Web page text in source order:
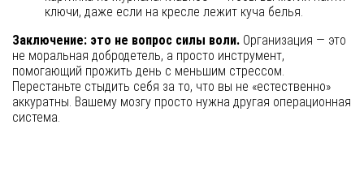
ключи, даже если на кресле лежит куча белья.
Заключение: это не вопрос силы воли. Организация — это
не моральная добродетель, а просто инструмент,
помогающий прожить день с меньшим стрессом.
Перестаньте стыдить себя за то, что вы не «естественно»
аккуратны. Вашему мозгу просто нужна другая операционная
система.